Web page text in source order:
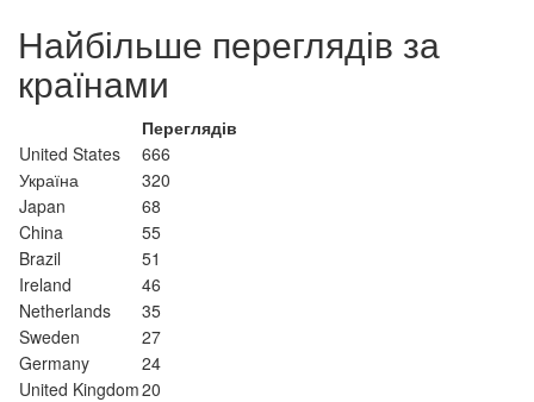
Найбільше переглядів за
країнами
Переглядів
United States
666
Україна
320
Japan
68
China
55
Brazil
51
Ireland
46
Netherlands
35
Sweden
27
Germany
24
United Kingdom20